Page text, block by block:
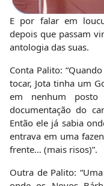
E por falar em
depois que passam
antologia das suas.
Conta Palito:
tocar, Jota tinha um
em nenhum posto
documentação do
Então ele já sabia
entrava em uma
frente… (mais risos)”.
Outra de Palito: